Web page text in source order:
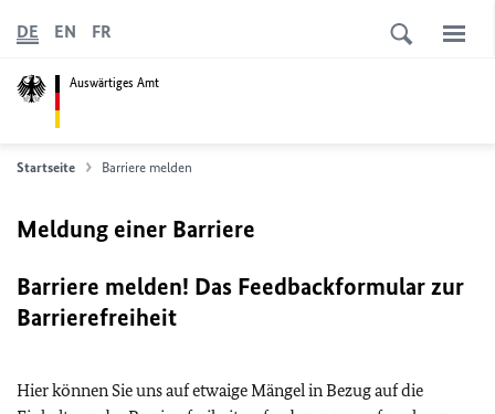
Auswärtiges Amt
DE EN FR
Startseite Barriere melden
Meldung einer Barriere
Barriere melden! Das Feedbackformular zur
Barrierefreiheit
Hier können Sie uns auf etwaige Mängel in Bezug auf die